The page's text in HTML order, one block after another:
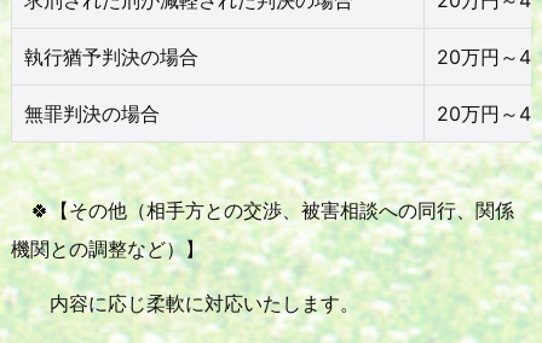
執行猶予判決の場合 20万円～
無罪判決の場合 20万円～
🍀【その他（相手方との交渉、被害相談への同行、関係
機関との調整など）】
内容に応じ柔軟に対応いたします。